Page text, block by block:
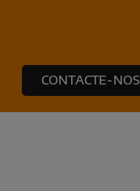
CONTACTE-NOS